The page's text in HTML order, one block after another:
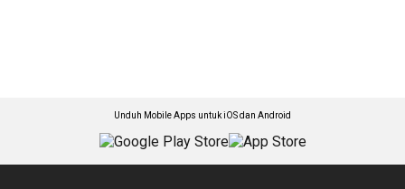
Unduh Mobile Apps untuk iOS dan Android